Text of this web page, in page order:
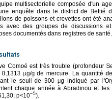
multisectorielle composée d'un
enquête dans le district de
de poissons et crevettes ont été
avec des groupes de discussions
documentés dans registres de
Comoé est très trouble (profondeur
0,1313 µg/g de mercure. La quantité
le seuil de 300 μg indiqué par
chaque année à Abradinou et
p<10−5).